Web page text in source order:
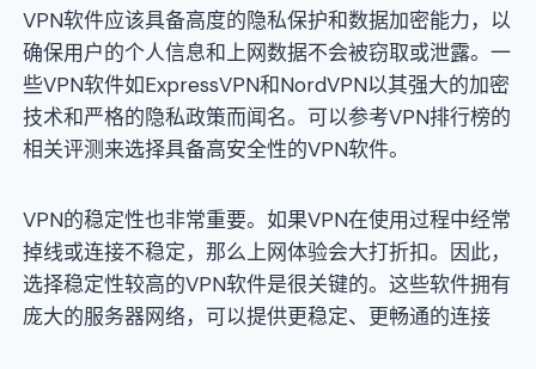
VPN软件应该具备高度的隐私保护和数据加密能力，以
确保用户的个人信息和上网数据不会被窃取或泄露。一
些VPN软件如ExpressVPN和NordVPN以其强大的加密
技术和严格的隐私政策而闻名。可以参考VPN排行榜的
相关评测来选择具备高安全性的VPN软件。
VPN的稳定性也非常重要。如果VPN在使用过程中经常
掉线或连接不稳定，那么上网体验会大打折扣。因此，
选择稳定性较高的VPN软件是很关键的。这些软件拥有
庞大的服务器网络，可以提供更稳定、更畅通的连接